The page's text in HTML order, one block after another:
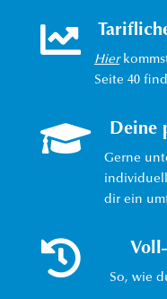
 Hier
Seite 40
 Deine
Gerne
dir ein

So, wie